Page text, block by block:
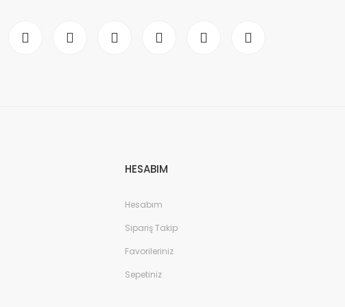
HESABIM
Hesabım
Sipariş Takip
Favorileriniz
Sepetiniz